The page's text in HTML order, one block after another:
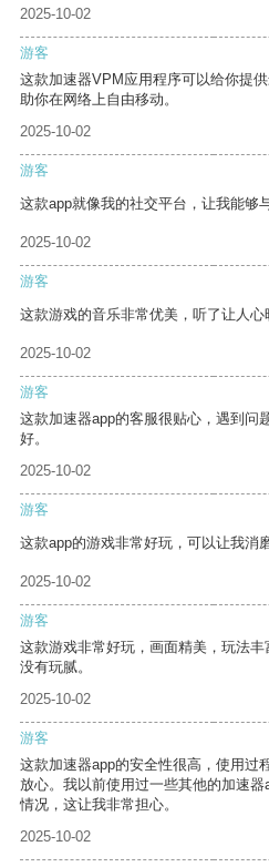
2025-10-02
游客
这款加速器VPM应用程序可以给你提
助你在网络上自由移动。
2025-10-02
游客
这款app就像我的社交平台，让我能够
2025-10-02
游客
这款游戏的音乐非常优美，听了让人心
2025-10-02
游客
这款加速器app的客服很贴心，遇到问
好。
2025-10-02
游客
这款app的游戏非常好玩，可以让我消
2025-10-02
游客
这款游戏非常好玩，画面精美，玩法
没有玩腻。
2025-10-02
游客
这款加速器app的安全性很高，使用过
放心。我以前使用过一些其他的加速
情况，这让我非常担心。
2025-10-02